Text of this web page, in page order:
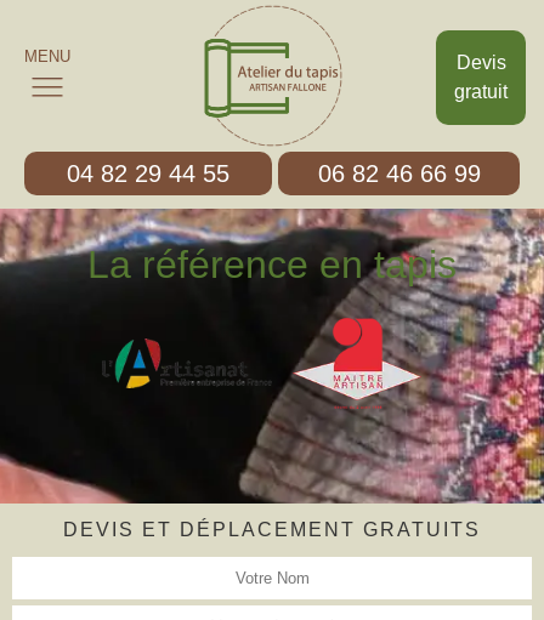
Devis
gratuit
MENU
04 82 29 44 55 06 82 46 66 99
La référence en tapis
DEVIS ET DÉPLACEMENT GRATUITS